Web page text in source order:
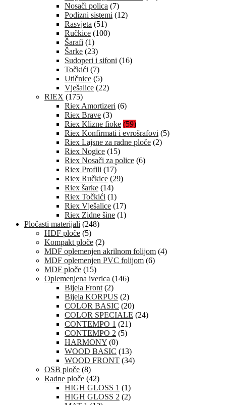
Nosači polica (7)
Podizni sistemi (12)
Rasvjeta (51)
Ručkice (100)
Šarafi (1)
Šarke (23)
Sudoperi i sifoni (16)
Točkići (7)
Utičnice (5)
Vješalice (22)
RIEX (175)
Riex Amortizeri (6)
Riex Brave (3)
Riex Klizne fioke (59)
Riex Konfirmati i evrošrafovi (5)
Riex Lajsne za radne ploče (2)
Riex Nogice (15)
Riex Nosači za police (6)
Riex Profili (17)
Riex Ručkice (29)
Riex šarke (14)
Riex Točkići (1)
Riex Vješalice (17)
Riex Zidne šine (1)
Pločasti materijali (248)
HDF ploče (5)
Kompakt ploče (2)
MDF oplemenjen akrilnom folijom (4)
MDF oplemenjen PVC folijom (6)
MDF ploče (15)
Oplemenjena iverica (146)
Bijela Front (2)
Bijela KORPUS (2)
COLOR BASIC (20)
COLOR SPECIALE (24)
CONTEMPO 1 (21)
CONTEMPO 2 (5)
HARMONY (0)
WOOD BASIC (13)
WOOD FRONT (34)
OSB ploče (8)
Radne ploče (42)
HIGH GLOSS 1 (1)
HIGH GLOSS 2 (2)